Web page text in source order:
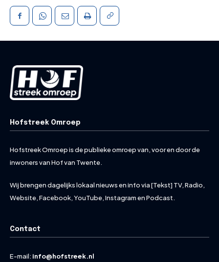
Hofstreek Omroep
Hofstreek Omroep is de publieke omroep van, voor en door de
inwoners van Hof van Twente.
Wij brengen dagelijks lokaal nieuws en info via [Tekst] TV, Radio,
Website, Facebook, YouTube, Instagram en Podcast.
Contact
E-mail: info@hofstreek.nl